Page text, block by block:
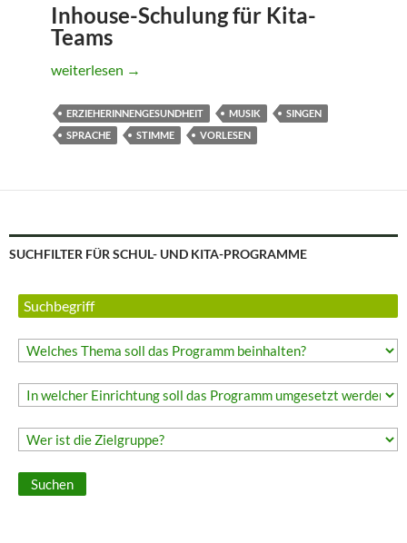
Inhouse-Schulung für Kita-
Teams
Stimmarbeit im Kitaalltag mit hohem Praxisanteil
weiterlesen →
ERZIEHERINNENGESUNDHEIT MUSIK
SINGEN
SPRACHE
STIMME VORLESEN
SUCHFILTER FÜR SCHUL- UND KITA-PROGRAMME